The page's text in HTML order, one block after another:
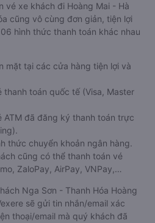
vé xe khách đi Hoàng Mai - Hà
cũng vô cùng đơn giản, tiện lợi
hình thức thanh toán khác nhau
mặt tại các cửa hàng tiện lợi và
thanh toán quốc tế (Visa, Master
ATM đã đăng ký thanh toán trực
thức chuyển khoản ngân hàng.
cũng có thể thanh toán vé
ZaloPay, AirPay, VNPay,…
Nga Sơn - Thanh Hóa Hoàng
sẽ gửi tin nhắn/email xác
thoại/email mà quý khách đã